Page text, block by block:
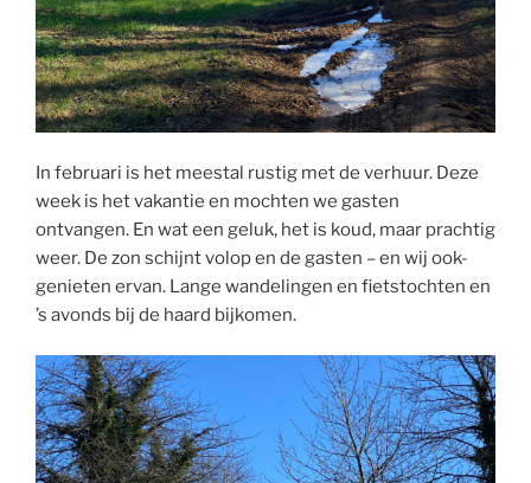
In februari is het meestal rustig met de verhuur. Deze
week is het vakantie en mochten we gasten
ontvangen. En wat een geluk, het is koud, maar prachtig
weer. De zon schijnt volop en de gasten – en wij ook-
genieten ervan. Lange wandelingen en fietstochten en
’s avonds bij de haard bijkomen.